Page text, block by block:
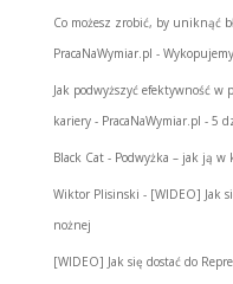
Co możesz zrobić, by uniknąć
PracaNaWymiar.pl -
Jak podwyższyć efektywność
kariery - PracaNaWymiar.pl - 5
Black Cat- Podwyżka – jak ją w
Wiktor Plisinski - [WIDEO] Jak
nożnej
[WIDEO] Jak się dostać do